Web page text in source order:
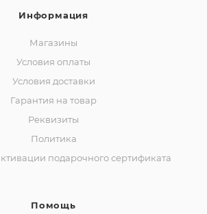
Информация
Магазины
Условия оплаты
Условия доставки
Гарантия на товар
Реквизиты
Политика
подарочного сертификата
Помощь